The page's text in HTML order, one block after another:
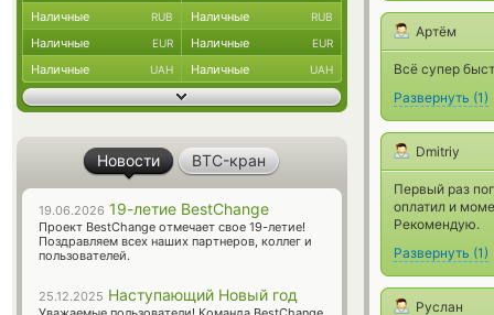
Артём
Всё супер
Развернуть (1)
Dmitriy
Первый раз
оплатил и
Рекомендую.
Развернуть (1)
Руслан
Наличные RUB Наличные RUB
Наличные EUR Наличные EUR
Наличные UAH Наличные UAH
Новости BTC-кран
19.06.2026 19-летие BestChange
Проект BestChange отмечает свое 19-летие!
Поздравляем всех наших партнеров, коллег и
пользователей.
25.12.2025 Наступающий Новый год